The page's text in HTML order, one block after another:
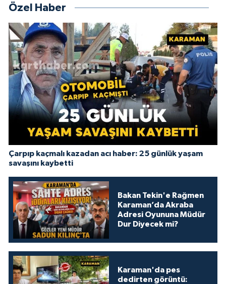
Özel Haber
Çarpıp kaçmalı kazadan acı haber: 25 günlük yaşam
savaşını kaybetti
Bakan Tekin'e Rağmen
Karaman’da Akraba
Adresi Oyununa Müdür
Dur Diyecek mi?
Karaman'da pes
dedirten görüntü: